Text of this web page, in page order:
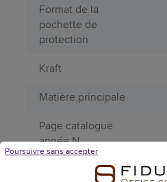
Format de la
pochette de
protection
Kraft
Matière principale
Page catalogue
année N
Pourcentage FSC
Poursuivre sans accepter